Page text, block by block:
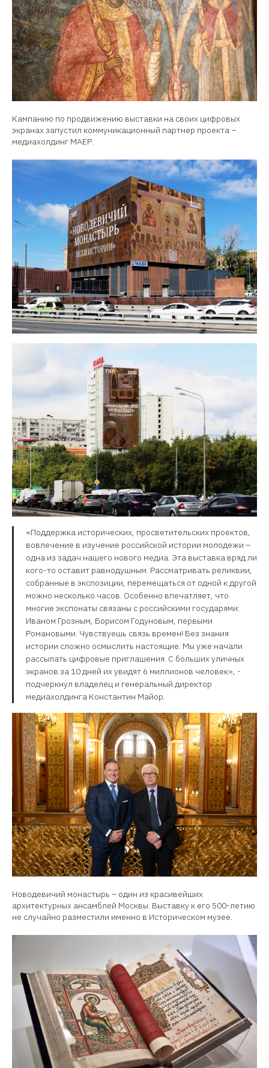
Кампанию по продвижению выставки на своих цифровых
экранах запустил коммуникационный партнер проекта –
медиахолдинг МАЕР.
«Поддержка исторических, просветительских проектов,
вовлечение в изучение российской истории молодежи –
одна из задач нашего нового медиа. Эта выставка вряд ли
кого-то оставит равнодушным. Рассматривать реликвии,
собранные в экспозиции, перемещаться от одной к другой
можно несколько часов. Особенно впечатляет, что
многие экспонаты связаны с российскими государями:
Иваном Грозным, Борисом Годуновым, первыми
Романовыми. Чувствуешь связь времен! Без знания
истории сложно осмыслить настоящие. Мы уже начали
рассылать цифровые приглашения. С больших уличных
экранов за 10 дней их увидят 6 миллионов человек», -
подчеркнул владелец и генеральный директор
медиахолдинга Константин Майор.
Новодевичий монастырь – один из красивейших
архитектурных ансамблей Москвы. Выставку к его 500-летию
не случайно разместили именно в Историческом музее.